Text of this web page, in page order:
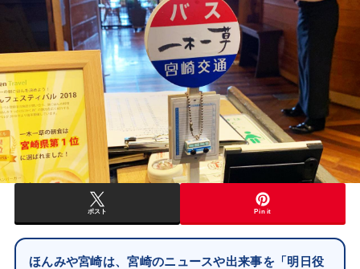
ポスト Pin it
ほんみや宮崎は、宮崎のニュースや出来事を「明日役